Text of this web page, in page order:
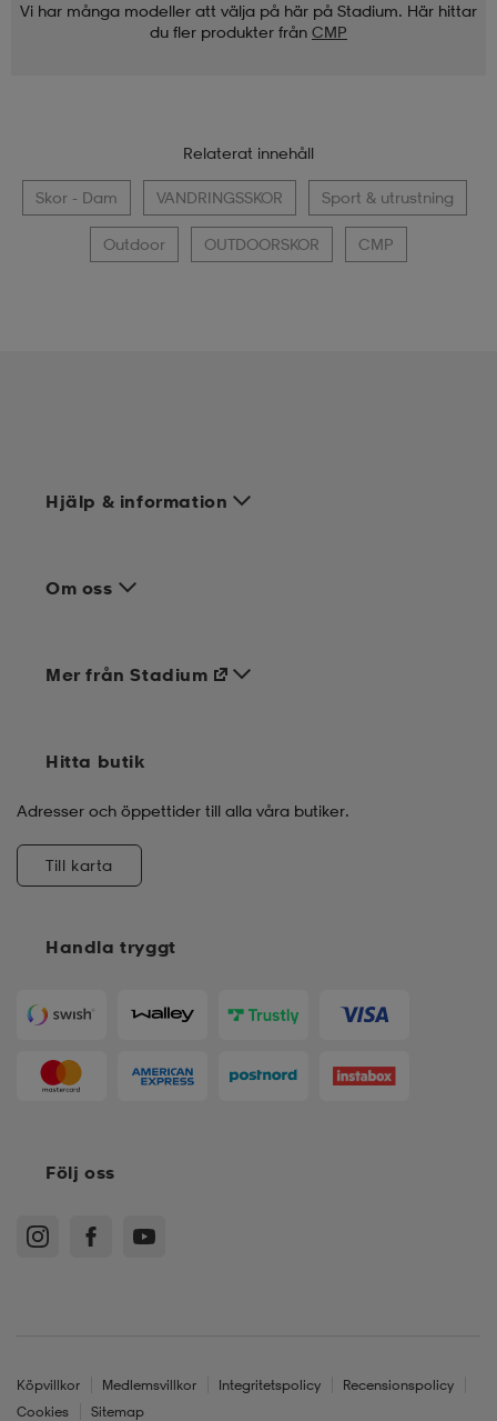
Vi har många modeller att välja på här på Stadium. Här hittar
du fler produkter från CMP
Relaterat innehåll
Skor - Dam VANDRINGSSKOR Sport & utrustning
Outdoor OUTDOORSKOR CMP
Hjälp & information
Om oss
Handla tryggt
Mer från Stadium
Hitta butik
Adresser och öppettider till alla våra butiker.
Till karta
Följ oss
Köpvillkor Medlemsvillkor Integritetspolicy
Recensionspolicy
Cookies
Sitemap